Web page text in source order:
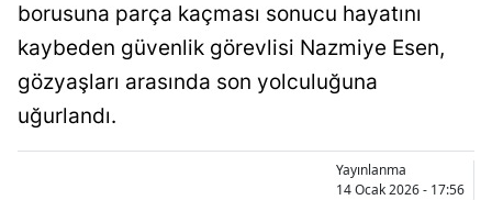
borusuna parça kaçması sonucu hayatını
kaybeden güvenlik görevlisi Nazmiye Esen,
gözyaşları arasında son yolculuğuna
uğurlandı.
Yayınlanma
14 Ocak 2026 - 17:56